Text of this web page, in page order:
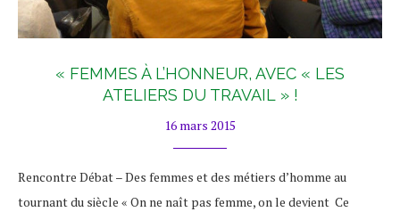
« FEMMES À L’HONNEUR, AVEC « LES
ATELIERS DU TRAVAIL » !
16 mars 2015
Rencontre Débat – Des femmes et des métiers d’homme au
tournant du siècle « On ne naît pas femme, on le devient Ce